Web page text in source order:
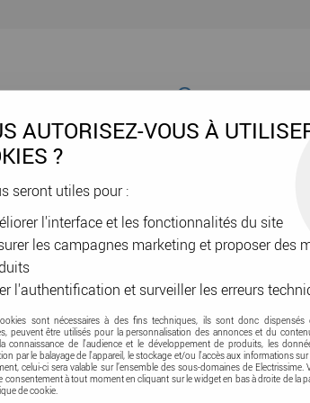
& GAINES DOMOTIQUE & VE SÉCURITÉ &
>Produits Connectés
AUTORISEZ-VOUS À
?
seront utiles pour :
l'interface et les fonctionnalités du site
les campagnes marketing et proposer des
l'authentification et surveiller les erreurs
sont nécessaires à des fins techniques, ils sont donc dispensés
peuvent être utilisés pour la personnalisation des annonces et du
connaissance de l'audience et le développement de produits, les
par le balayage de l'appareil, le stockage et/ou l'accès aux informations
celui-ci sera valable sur l’ensemble des sous-domaines de
consentement à tout moment en cliquant sur le widget en bas à droite de la
de cookie.